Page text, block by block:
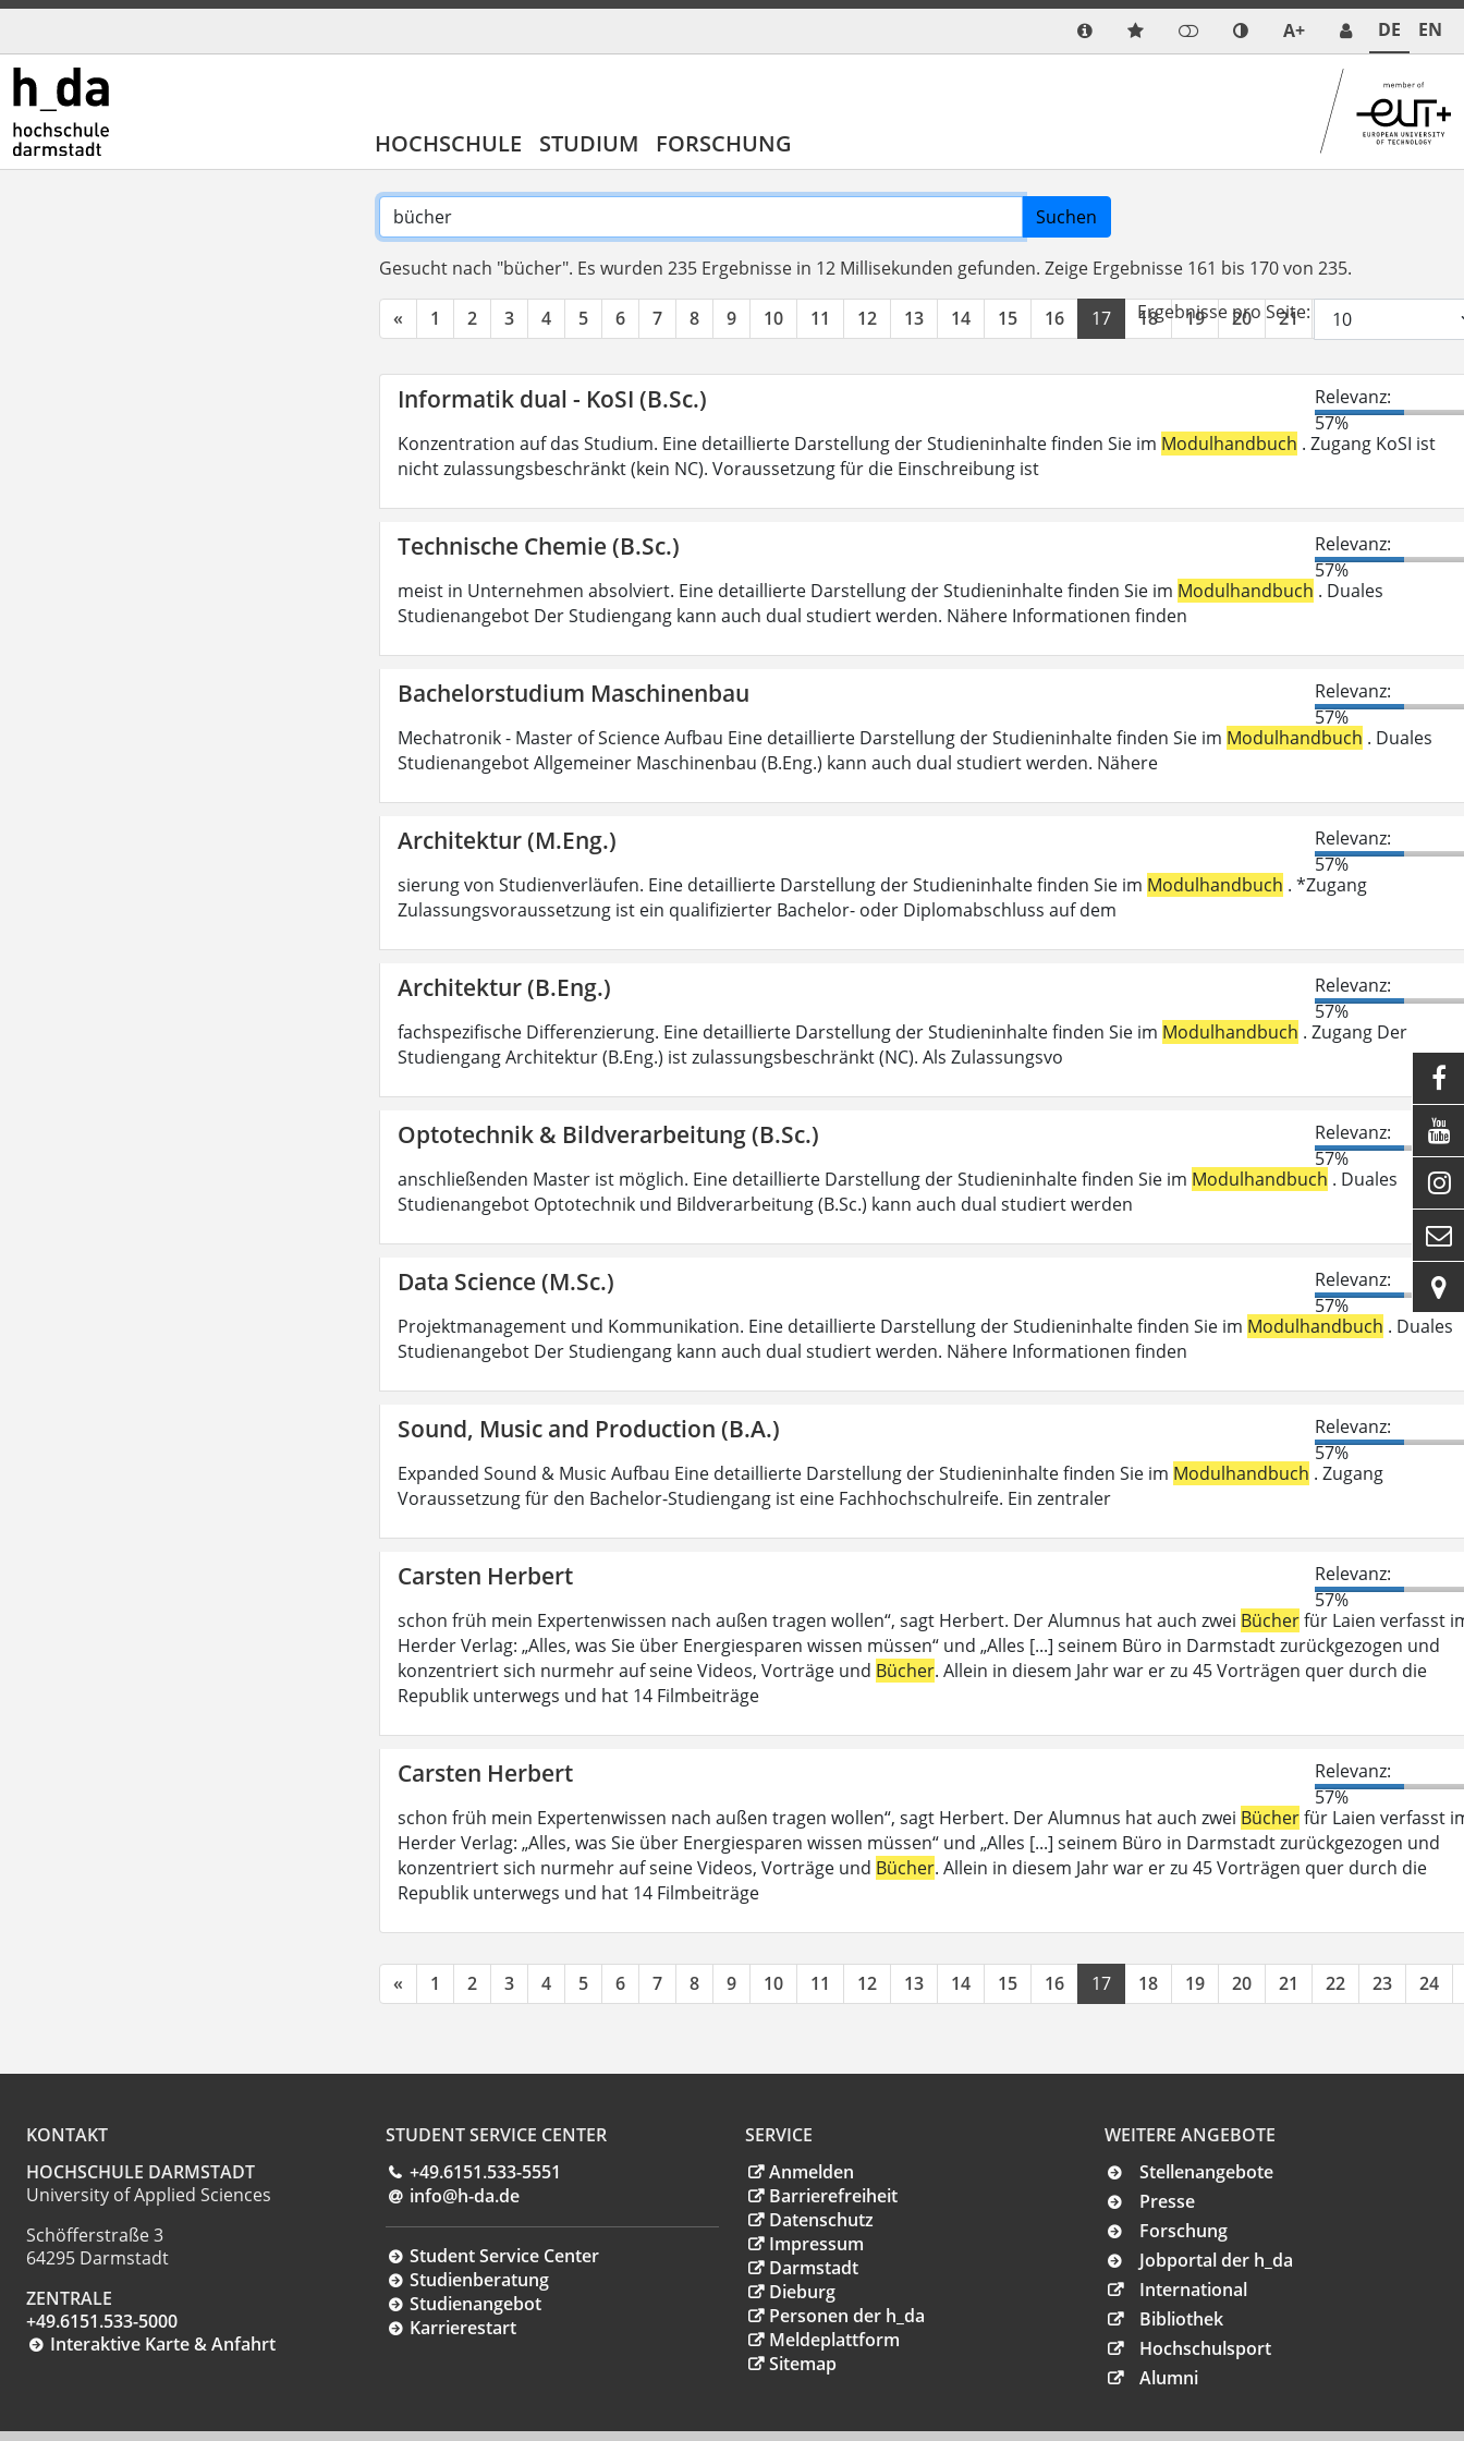
A+ DE EN
HOCHSCHULE STUDIUM FORSCHUNG
Suchen
Gesucht nach "bücher". Es wurden 235 Ergebnisse in 12 Millisekunden gefunden. Zeige Ergebnisse 161 bis 170 von 235.
« 1 2 3 4 5 6 7 8 9 10 11 12 13 14 15 16 17 18 19 20 21 22
Ergebnisse pro Seite:
Informatik dual - KoSI (B.Sc.)
Relevanz:
57%
Konzentration auf das Studium. Eine detaillierte Darstellung der Studieninhalte finden Sie im Modulhandbuch . Zugang KoSI ist
nicht zulassungsbeschränkt (kein NC). Voraussetzung für die Einschreibung ist
Technische Chemie (B.Sc.)
Relevanz:
57%
meist in Unternehmen absolviert. Eine detaillierte Darstellung der Studieninhalte finden Sie im Modulhandbuch . Duales
Studienangebot Der Studiengang kann auch dual studiert werden. Nähere Informationen finden
Bachelorstudium Maschinenbau
Relevanz:
57%
Mechatronik - Master of Science Aufbau Eine detaillierte Darstellung der Studieninhalte finden Sie im Modulhandbuch . Duales
Studienangebot Allgemeiner Maschinenbau (B.Eng.) kann auch dual studiert werden. Nähere
Architektur (M.Eng.)
Relevanz:
57%
sierung von Studienverläufen. Eine detaillierte Darstellung der Studieninhalte finden Sie im Modulhandbuch . *Zugang
Zulassungsvoraussetzung ist ein qualifizierter Bachelor- oder Diplomabschluss auf dem
Architektur (B.Eng.)
Relevanz:
57%
fachspezifische Differenzierung. Eine detaillierte Darstellung der Studieninhalte finden Sie im Modulhandbuch . Zugang Der
Studiengang Architektur (B.Eng.) ist zulassungsbeschränkt (NC). Als Zulassungsvo
Optotechnik & Bildverarbeitung (B.Sc.)
Relevanz:
57%
anschließenden Master ist möglich. Eine detaillierte Darstellung der Studieninhalte finden Sie im Modulhandbuch . Duales
Studienangebot Optotechnik und Bildverarbeitung (B.Sc.) kann auch dual studiert werden
Data Science (M.Sc.)
Relevanz:
57%
Projektmanagement und Kommunikation. Eine detaillierte Darstellung der Studieninhalte finden Sie im Modulhandbuch . Duales
Studienangebot Der Studiengang kann auch dual studiert werden. Nähere Informationen finden
Sound, Music and Production (B.A.)
Relevanz:
57%
Expanded Sound & Music Aufbau Eine detaillierte Darstellung der Studieninhalte finden Sie im Modulhandbuch . Zugang
Voraussetzung für den Bachelor-Studiengang ist eine Fachhochschulreife. Ein zentraler
Carsten Herbert
Relevanz:
57%
schon früh mein Expertenwissen nach außen tragen wollen“, sagt Herbert. Der Alumnus hat auch zwei Bücherfür Laien verfasst
Herder Verlag: „Alles, was Sie über Energiesparen wissen müssen“ und „Alles [...] seinem Büro in Darmstadt zurückgezogen und
konzentriert sich nurmehr auf seine Videos, Vorträge und Bücher. Allein in diesem Jahr war er zu 45 Vorträgen quer durch die
Republik unterwegs und hat 14 Filmbeiträge
Carsten Herbert
Relevanz:
57%
schon früh mein Expertenwissen nach außen tragen wollen“, sagt Herbert. Der Alumnus hat auch zwei Bücherfür Laien verfasst
Herder Verlag: „Alles, was Sie über Energiesparen wissen müssen“ und „Alles [...] seinem Büro in Darmstadt zurückgezogen und
konzentriert sich nurmehr auf seine Videos, Vorträge und Bücher. Allein in diesem Jahr war er zu 45 Vorträgen quer durch die
Republik unterwegs und hat 14 Filmbeiträge
« 1 2 3 4 5 6 7 8 9 10 11 12 13 14 15 16 17 18 19 20 21 22 23 24
KONTAKT
HOCHSCHULE DARMSTADT
University of Applied Sciences
Schöfferstraße 3
64295 Darmstadt
ZENTRALE
+49.6151.533-5000
Interaktive Karte & Anfahrt
STUDENT SERVICE CENTER
+49.6151.533-5551
info@h-da.de
Student Service Center
Studienberatung
Studienangebot
Karrierestart
SERVICE
Anmelden
Barrierefreiheit
Datenschutz
Impressum
Darmstadt
Dieburg
Personen der h_da
Meldeplattform
Sitemap
WEITERE ANGEBOTE
Stellenangebote
Presse
Forschung
Jobportal der h_da
International
Bibliothek
Hochschulsport
Alumni




